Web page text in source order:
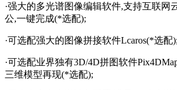
·强大的多光谱图像编辑软件,支持互联网
公,一键完成(*选配);
·可选配强大的图像拼接软件Lcaros(*选配);
·可选配业界独有3D/4D拼图软件
三维模型再现(*选配);